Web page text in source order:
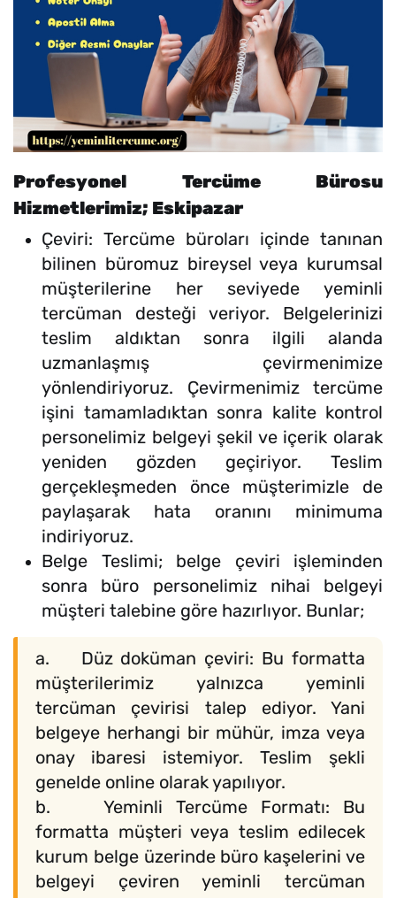
Profesyonel Tercüme Bürosu
Hizmetlerimiz; Eskipazar
Çeviri: Tercüme büroları içinde tanınan
bilinen büromuz bireysel veya kurumsal
müşterilerine her seviyede yeminli
tercüman desteği veriyor. Belgelerinizi
teslim aldıktan sonra ilgili alanda
uzmanlaşmış çevirmenimize
yönlendiriyoruz. Çevirmenimiz tercüme
işini tamamladıktan sonra kalite kontrol
personelimiz belgeyi şekil ve içerik olarak
yeniden gözden geçiriyor. Teslim
gerçekleşmeden önce müşterimizle de
paylaşarak hata oranını minimuma
indiriyoruz.
Belge Teslimi; belge çeviri işleminden
sonra büro personelimiz nihai belgeyi
müşteri talebine göre hazırlıyor. Bunlar;
a. Düz doküman çeviri: Bu formatta
müşterilerimiz yalnızca yeminli
tercüman çevirisi talep ediyor. Yani
belgeye herhangi bir mühür, imza veya
onay ibaresi istemiyor. Teslim şekli
genelde online olarak yapılıyor.
b. Yeminli Tercüme Formatı: Bu
formatta müşteri veya teslim edilecek
kurum belge üzerinde büro kaşelerini ve
belgeyi çeviren yeminli tercüman